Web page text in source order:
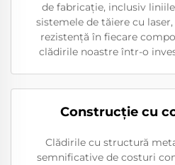
de fabricație, inclusiv
sistemele de tăiere cu
rezistență în fiecare
clădirile noastre într-o
Construcție cu
Clădirile cu structură
semnificative de costuri